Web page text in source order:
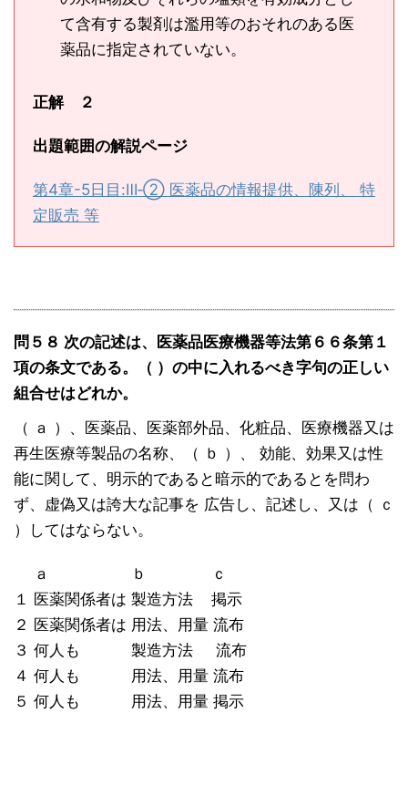
て含有する製剤は濫用等のおそれのある医
薬品に指定されていない。
正解 ２
出題範囲の解説ページ
第4章-5日目:Ⅲ‐② 医薬品の情報提供、陳列、 特
定販売 等
問５８ 次の記述は、医薬品医療機器等法第６６条第１
項の条文である。（ ）の中に入れるべき字句の正しい
組合せはどれか。
（ ａ ）、医薬品、医薬部外品、化粧品、医療機器又は
再生医療等製品の名称、（ ｂ ）、 効能、効果又は性
能に関して、明示的であると暗示的であるとを問わ
ず、虚偽又は誇大な記事を 広告し、記述し、又は（ ｃ
）してはならない。
ａ ｂ ｃ
１ 医薬関係者は 製造方法 掲示
２ 医薬関係者は 用法、用量 流布
３ 何人も 製造方法 流布
４ 何人も 用法、用量 流布
５ 何人も 用法、用量 掲示